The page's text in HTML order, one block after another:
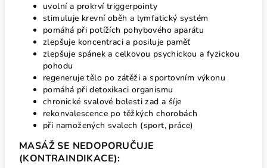
uvolní a prokrví triggerpointy
stimuluje krevní oběh a lymfatický systém
pomáhá při potížích pohybového aparátu
zlepšuje koncentraci a posiluje paměť
zlepšuje spánek a celkovou psychickou a fyzickou
pohodu
regeneruje tělo po zátěži a sportovním výkonu
pomáhá při detoxikaci organismu
chronické svalové bolesti zad a šíje
rekonvalescence po těžkých chorobách
při namožených svalech (sport, práce)
MASÁŽ SE NEDOPORUČUJE
(KONTRAINDIKACE):